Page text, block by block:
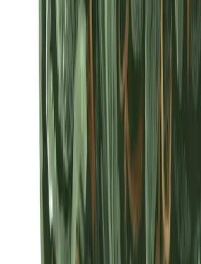
Sativa Strains Indica Strains
Standorte